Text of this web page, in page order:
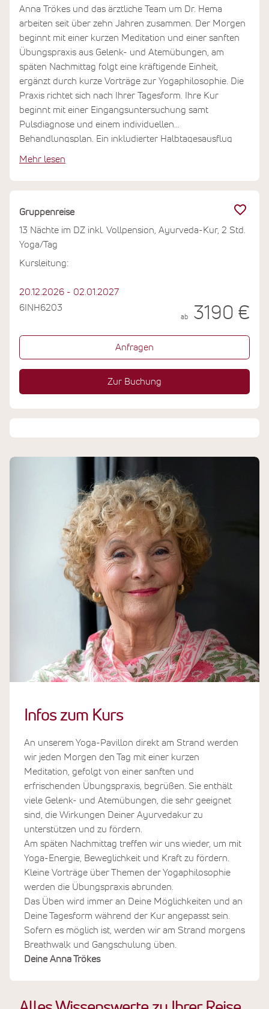
Anna Trökes und das ärztliche Team um Dr. Hema
arbeiten seit über zehn Jahren zusammen. Der Morgen
beginnt mit einer kurzen Meditation und einer sanften
Übungspraxis aus Gelenk- und Atemübungen, am
späten Nachmittag folgt eine kräftigende Einheit,
ergänzt durch kurze Vorträge zur Yogaphilosophie. Die
Praxis richtet sich nach Ihrer Tagesform. Ihre Kur
beginnt mit einer Eingangsuntersuchung samt
Pulsdiagnose und einem individuellen
Behandlungsplan. Ein inkludierter Halbtagesausflug
Mehr lesen
Infos zum Kurs
An unserem Yoga-Pavillon direkt am Strand werden
wir jeden Morgen den Tag mit einer kurzen
Meditation, gefolgt von einer sanften und
erfrischenden Übungspraxis, begrüßen. Sie enthält
viele Gelenk- und Atemübungen, die sehr geeignet
sind, die Wirkungen Deiner Ayurvedakur zu
unterstützen und zu fördern.
Am späten Nachmittag treffen wir uns wieder, um mit
Yoga-Energie, Beweglichkeit und Kraft zu fördern.
Kleine Vorträge über Themen der Yogaphilosophie
werden die Übungspraxis abrunden.
Das Üben wird immer an Deine Möglichkeiten und an
Deine Tagesform während der Kur angepasst sein.
Sofern es möglich ist, werden wir am Strand morgens
Breathwalk und Gangschulung üben.
Deine Anna Trökes
Gruppenreise
13 Nächte im DZ inkl. Vollpension, Ayurveda-Kur, 2 Std.
Yoga/Tag
Kursleitung:
20.12.2026 - 02.01.2027
6INH6203
ab 3190 €
Anfragen
Zur Buchung